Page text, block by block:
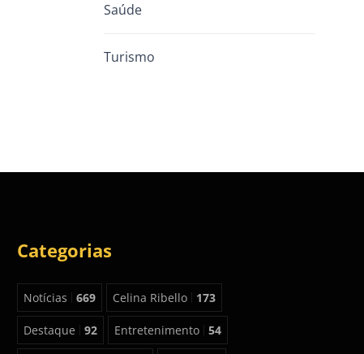
Saúde
Turismo
Categorias
Notícias 669 Celina Ribello 173
Destaque 92 Entretenimento 54